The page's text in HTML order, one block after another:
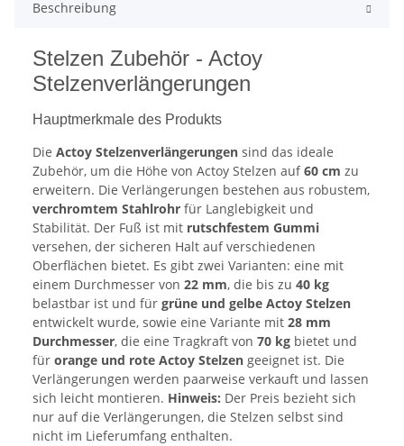
Beschreibung
Stelzen Zubehör - Actoy
Stelzenverlängerungen
Hauptmerkmale des Produkts
Die Actoy Stelzenverlängerungen sind das ideale
Zubehör, um die Höhe von Actoy Stelzen auf60 cm zu
erweitern. Die Verlängerungen bestehen aus robustem,
verchromtem Stahlrohr für Langlebigkeit und
Stabilität. Der Fuß ist mit rutschfestem Gummi
versehen, der sicheren Halt auf verschiedenen
Oberflächen bietet. Es gibt zwei Varianten: eine mit
einem Durchmesser von 22 mm, die bis zu 40 kg
belastbar ist und für grüne und gelbe Actoy Stelzen
entwickelt wurde, sowie eine Variante mit 28 mm
Durchmesser, die eine Tragkraft von 70 kg bietet und
für orange und rote Actoy Stelzen geeignet ist. Die
Verlängerungen werden paarweise verkauft und lassen
sich leicht montieren. Hinweis: Der Preis bezieht sich
nur auf die Verlängerungen, die Stelzen selbst sind
nicht im Lieferumfang enthalten.